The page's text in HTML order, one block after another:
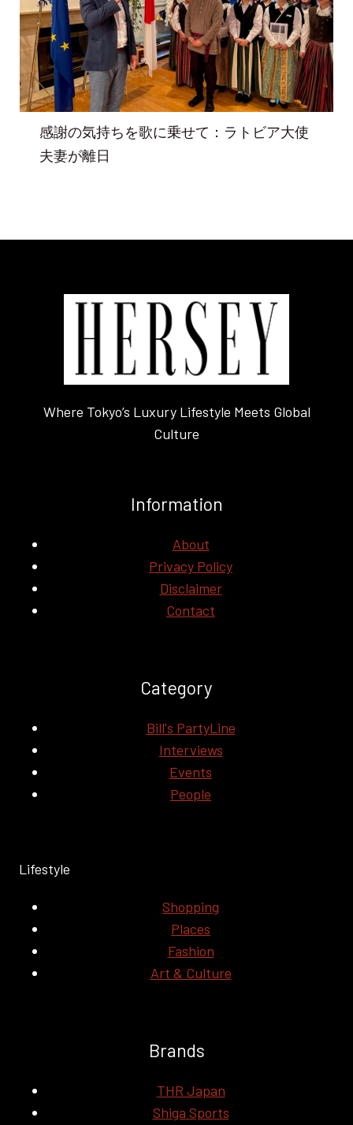
感謝の気持ちを歌に乗せて：ラトビア大使
夫妻が離日
Where Tokyo’s Luxury Lifestyle Meets Global
Culture
Information
About
Privacy Policy
Disclaimer
Contact
Category
Bill's PartyLine
Interviews
Events
People
Lifestyle
Shopping
Places
Fashion
Art & Culture
Brands
THR Japan
Shiga Sports